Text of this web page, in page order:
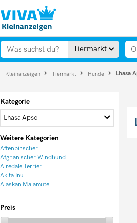
Tiermarkt
Kleinanzeigen Tiermarkt Hunde Lhasa
Kategorie
Lhasa Apso
Weitere Kategorien
Affenpinscher
Afghanischer Windhund
Airedale Terrier
Akita Inu
Alaskan Malamute
Altdeutscher Schäferhund
Appenzeller Sennenhund
Australian Cattle Dog
Preis